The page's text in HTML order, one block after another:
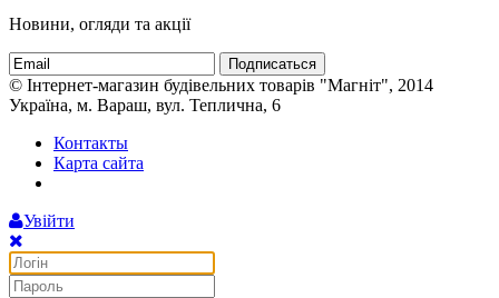
Новини, огляди та акції
Подписаться
© Інтернет-магазин будівельних товарів "Магніт", 2014
Україна, м. Вараш, вул. Теплична, 6
Контакты
Карта сайта
Увійти